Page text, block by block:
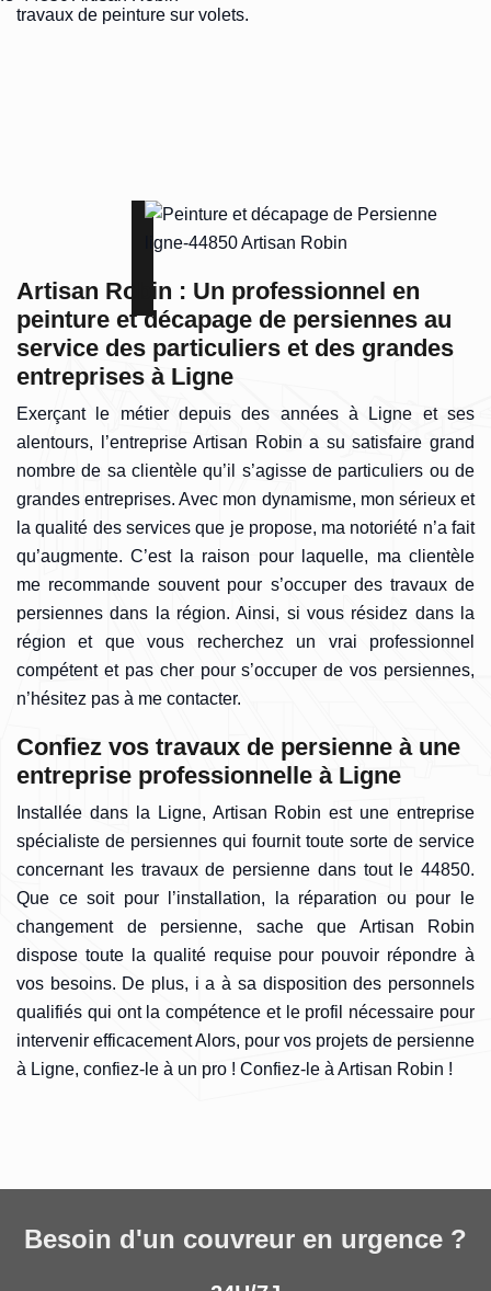
travaux de peinture sur volets.
Artisan Robin : Un professionnel en
peinture et décapage de persiennes au
service des particuliers et des grandes
entreprises à Ligne
Exerçant le métier depuis des années à Ligne et ses
alentours, l’entreprise Artisan Robin a su satisfaire grand
nombre de sa clientèle qu’il s’agisse de particuliers ou de
grandes entreprises. Avec mon dynamisme, mon sérieux et
la qualité des services que je propose, ma notoriété n’a fait
qu’augmente. C’est la raison pour laquelle, ma clientèle
me recommande souvent pour s’occuper des travaux de
persiennes dans la région. Ainsi, si vous résidez dans la
région et que vous recherchez un vrai professionnel
compétent et pas cher pour s’occuper de vos persiennes,
n’hésitez pas à me contacter.
Confiez vos travaux de persienne à une
entreprise professionnelle à Ligne
Installée dans la Ligne, Artisan Robin est une entreprise
spécialiste de persiennes qui fournit toute sorte de service
concernant les travaux de persienne dans tout le 44850.
Que ce soit pour l’installation, la réparation ou pour le
changement de persienne, sache que Artisan Robin
dispose toute la qualité requise pour pouvoir répondre à
vos besoins. De plus, i a à sa disposition des personnels
qualifiés qui ont la compétence et le profil nécessaire pour
intervenir efficacement Alors, pour vos projets de persienne
à Ligne, confiez-le à un pro ! Confiez-le à Artisan Robin !
Besoin d'un couvreur en urgence ?